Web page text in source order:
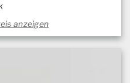
anzeigen